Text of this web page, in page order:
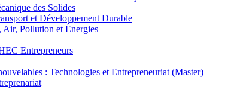
des Solides
et Développement Durable
Pollution et Énergies
Entrepreneurs
: Technologies et Entrepreneuriat (Master)